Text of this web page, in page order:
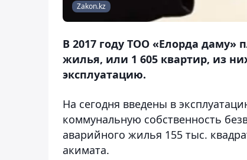
Zakon.kz
В 2017 году ТОО «Елорда даму»
жилья, или 1 605 квартир, из
эксплуатацию.
На сегодня введены в
коммунальную собственность
аварийного жилья 155 тыс.
акимата.